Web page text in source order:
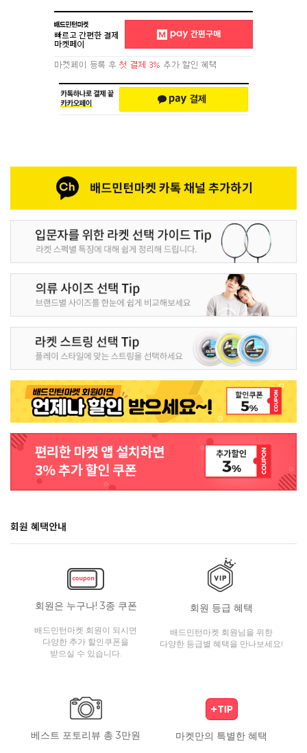
회원 혜택안내
회원은 누구나! 3종 쿠폰
배드민턴마켓 회원이 되시면
다양한 추가 할인쿠폰을
받으실 수 있습니다.
회원 등급 혜택
배드민턴마켓 회원님을 위한
다양한 등급별 혜택을 만나보세요!
베스트 포토리뷰 총 3만원 마켓만의 특별한 혜택